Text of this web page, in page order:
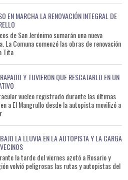
EN MARCHA LA RENOVACIÓN INTEGRAL DE
de San Jerónimo sumarán una nueva
La Comuna comenzó las obras de renovación
Tita
Y TUVIERON QUE RESCATARLO EN UN
vuelco registrado durante las últimas
a El Mangrullo desde la autopista movilizó a
LA LLUVIA EN LA AUTOPISTA Y LA CARGA
la tarde del viernes azotó a Rosario y
volvió peligrosas las rutas y autopistas del